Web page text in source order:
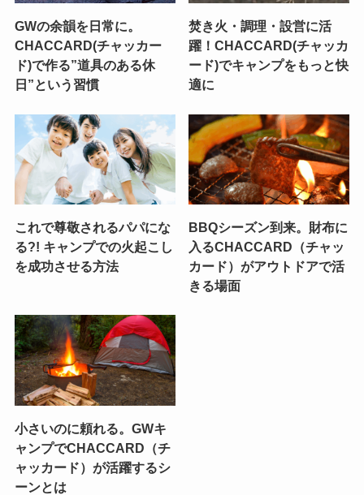
GWの余韻を日常に。
CHACCARD(チャッカー
ド)で作る”道具のある休
日”という習慣
焚き火・調理・設営に活
躍！CHACCARD(チャッカ
ード)でキャンプをもっと快
適に
これで尊敬されるパパにな
る?! キャンプでの火起こし
を成功させる方法
BBQシーズン到来。財布に
入るCHACCARD（チャッ
カード）がアウトドアで活
きる場面
小さいのに頼れる。GWキ
ャンプでCHACCARD（チ
ャッカード）が活躍するシ
ーンとは